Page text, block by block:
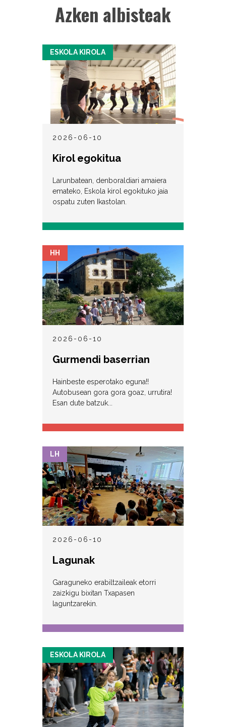
Azken albisteak
2026-06-10
ESKOLA KIROLA
Kirol egokitua
Larunbatean, denboraldiari amaiera
emateko, Eskola kirol egokituko jaia
ospatu zuten Ikastolan.
2026-06-10
HH
Gurmendi baserrian
Hainbeste esperotako eguna!!
Autobusean gora gora goaz, urrutira!
Esan dute batzuk...
2026-06-10
LH
Lagunak
Garaguneko erabiltzaileak etorri
zaizkigu bixitan Txapasen
laguntzarekin.
ESKOLA KIROLA